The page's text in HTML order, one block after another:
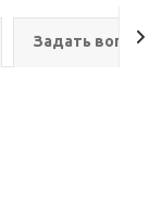
Задать вопрос